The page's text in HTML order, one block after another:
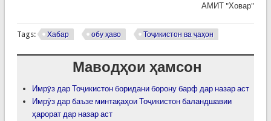
АМИТ "Ховар"
Tags: Хабар обу ҳаво Тоҷикистон ва ҷаҳон
Маводҳои ҳамсон
Имрӯз дар Тоҷикистон боридани борону барф дар назар аст
Имрӯз дар баъзе минтақаҳои Тоҷикистон баландшавии
ҳарорат дар назар аст